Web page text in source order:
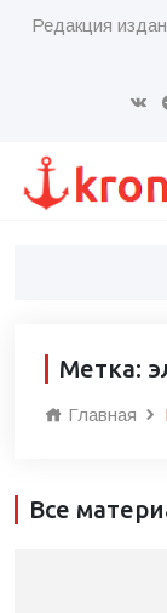
Редакция
Метка:
Главная
Все